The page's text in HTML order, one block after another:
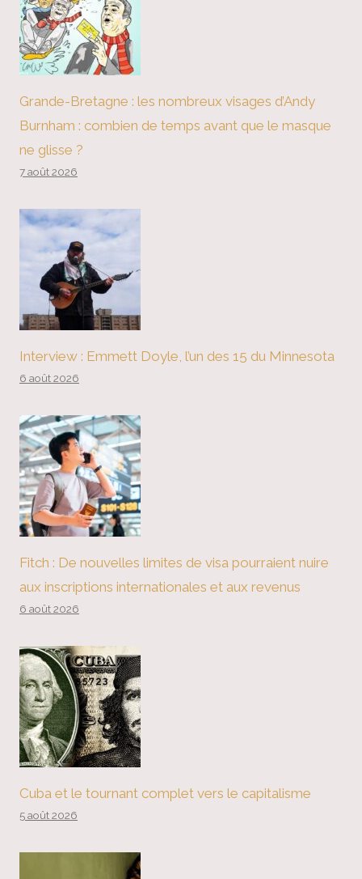
Grande-Bretagne : les nombreux visages d’Andy
Burnham : combien de temps avant que le masque
ne glisse ?
7 août 2026
Interview : Emmett Doyle, l’un des 15 du Minnesota
6 août 2026
Fitch : De nouvelles limites de visa pourraient nuire
aux inscriptions internationales et aux revenus
6 août 2026
Cuba et le tournant complet vers le capitalisme
5 août 2026